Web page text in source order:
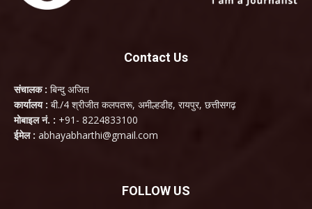
Contact Us
संचालक : बिन्दु अजित
कार्यालय : बी./4 श्रीजीत कलपतरू, अमील्हडीह, रायपुर, छत्तीसगढ़
मोबाइल नं. : +91- 8224833100
ईमेल : abhayabharthi@gmail.com
FOLLOW US